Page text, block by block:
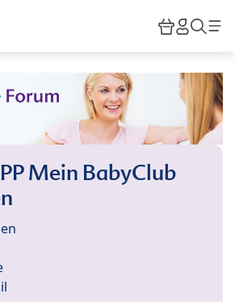
HiPP
Mein BabyClub